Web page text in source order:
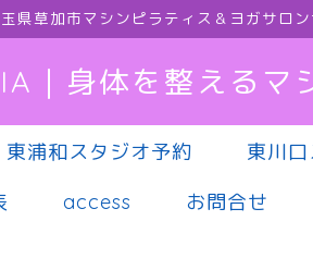
県草加市マシンピラティス＆ヨガサロ
｜身体を整えるマ
東浦和スタジオ予約 東川
access お問合せ